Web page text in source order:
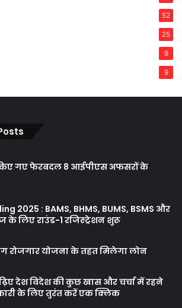
52
25
9
9
गए फेरबदल 8 आईपीएस अफसरों के
2025 : BAMS, BHMS, BUMS, BSMS और
के लिए राउंड-1 रजिस्ट्रेशन शुरू
रोजगार योजना के तहत मिलेगा लोन
देश विदेश की कुछ खास और चर्चा में रहने
के लिए तुरंत करें एक क्लिक